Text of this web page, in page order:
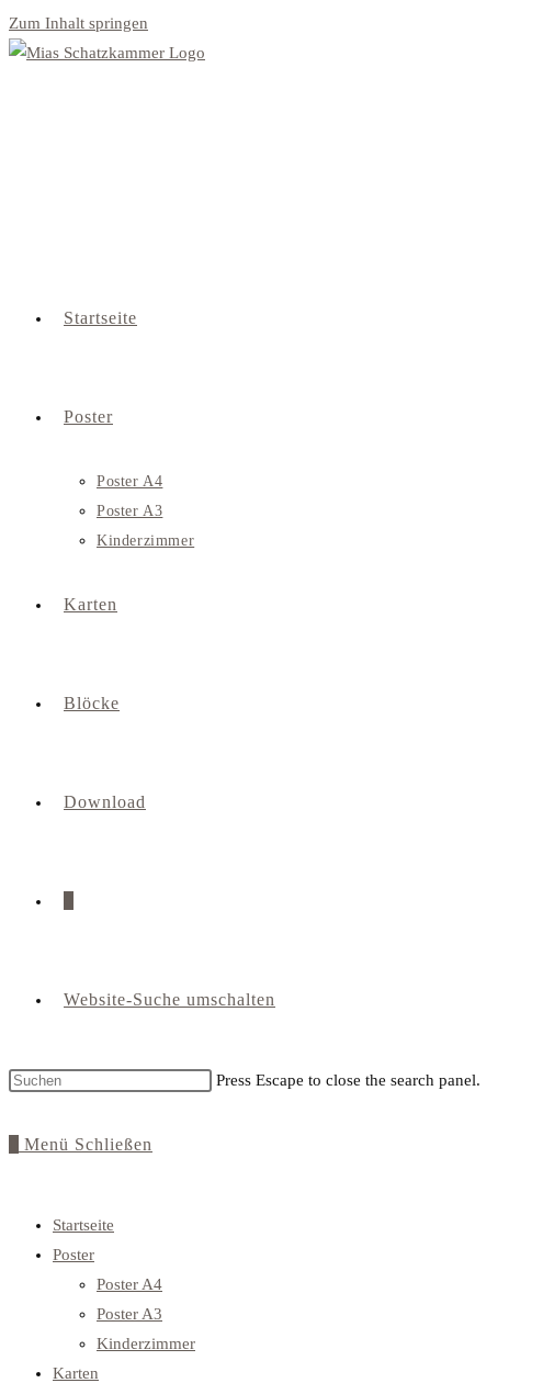
Zum Inhalt springen
Startseite
Poster
Poster A4
Poster A3
Kinderzimmer
Karten
Blöcke
Download
Website-Suche umschalten
Press Escape to close the search panel.
Menü Schließen
Startseite
Poster
Poster A4
Poster A3
Kinderzimmer
Karten